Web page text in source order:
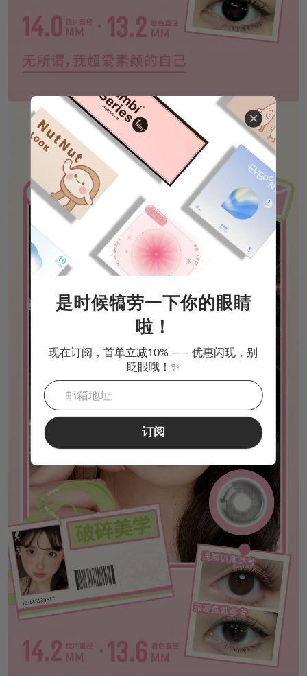
是时候犒劳一下你的眼睛
啦！
现在订阅，首单立减10% —— 优惠闪现，别
眨眼哦！✨
订阅